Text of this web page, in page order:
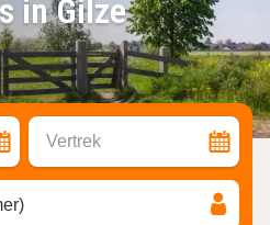
in Gilze
Vertrek